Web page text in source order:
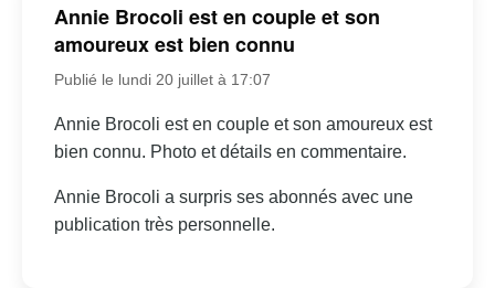
Annie Brocoli est en couple et son
amoureux est bien connu
Publié le lundi 20 juillet à 17:07
Annie Brocoli est en couple et son amoureux est
bien connu. Photo et détails en commentaire.
Annie Brocoli a surpris ses abonnés avec une
publication très personnelle.